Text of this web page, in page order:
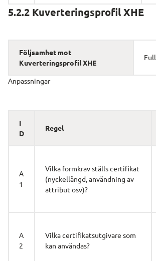
5.2.2 Kuverteringsprofil XHE
Följsamhet mot
Kuverteringsprofil XHE
Full
Anpassningar
I
D
Regel
A
1
Vilka formkrav ställs certifikat
(nyckellängd, användning av
attribut osv)?
A
2
Vilka certifikatsutgivare som
kan användas?